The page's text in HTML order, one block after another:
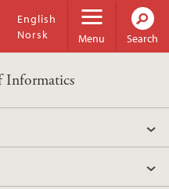
Menu
English
Norsk
Search
Informatics